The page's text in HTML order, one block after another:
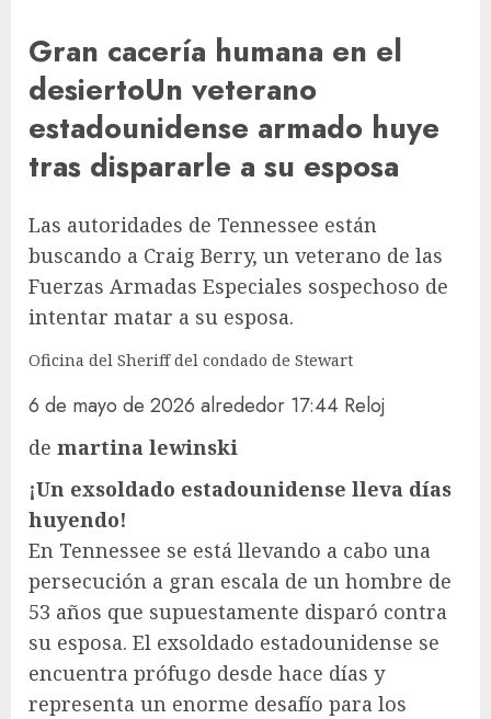
Gran cacería humana en el
desiertoUn veterano
estadounidense armado huye
tras dispararle a su esposa
Las autoridades de Tennessee están
buscando a Craig Berry, un veterano de las
Fuerzas Armadas Especiales sospechoso de
intentar matar a su esposa.
Oficina del Sheriff del condado de Stewart
6 de mayo de 2026 alrededor 17:44 Reloj
de martina lewinski
¡Un exsoldado estadounidense lleva días
huyendo!
En Tennessee se está llevando a cabo una
persecución a gran escala de un hombre de
53 años que supuestamente disparó contra
su esposa. El exsoldado estadounidense se
encuentra prófugo desde hace días y
representa un enorme desafío para los